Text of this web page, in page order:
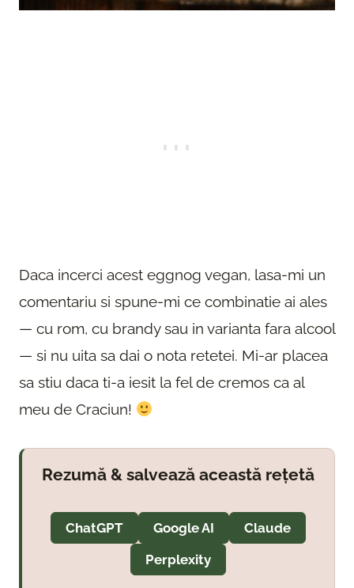
Daca incerci acest eggnog vegan, lasa-mi un
comentariu si spune-mi ce combinatie ai ales
— cu rom, cu brandy sau in varianta fara alcool
— si nu uita sa dai o nota retetei. Mi-ar placea
sa stiu daca ti-a iesit la fel de cremos ca al
meu de Craciun!
Rezumă & salvează această rețetă
ChatGPT Google AI
Claude
Perplexity